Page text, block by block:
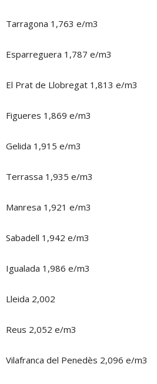
Tarragona 1,763 e/m3
Esparreguera 1,787 e/m3
El Prat de Llobregat 1,813 e/m3
Figueres 1,869 e/m3
Gelida 1,915 e/m3
Terrassa 1,935 e/m3
Manresa 1,921 e/m3
Sabadell 1,942 e/m3
Igualada 1,986 e/m3
Lleida 2,002
Reus 2,052 e/m3
Vilafranca del Penedès 2,096 e/m3